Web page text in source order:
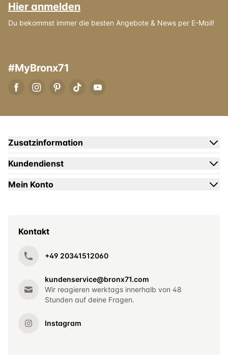
Hier anmelden
Du bekommst immer die besten Angebote & News per E-Mail!
#MyBronx71
Zusatzinformation
Kundendienst
Mein Konto
Kontakt
+49 20341512060
kundenservice@bronx71.com
Wir reagieren werktags innerhalb von 48
Stunden auf deine Fragen.
Instagram